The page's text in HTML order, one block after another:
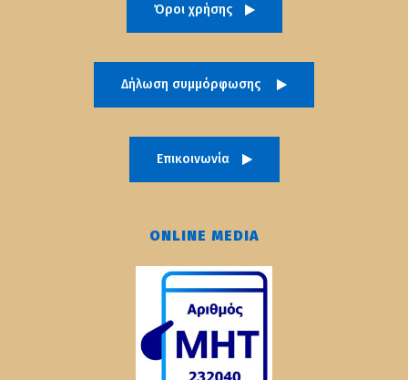
Όροι χρήσης
Δήλωση συμμόρφωσης
Επικοινωνία
ONLINE MEDIA